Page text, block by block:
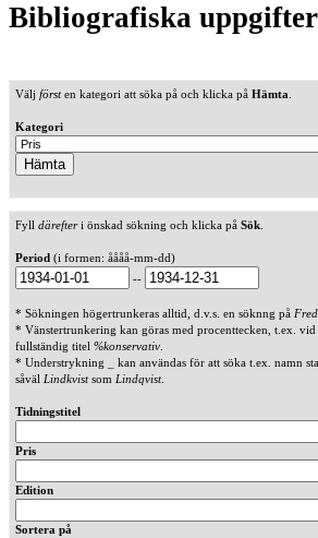
Bibliografiska
Välj försten kategori att söka på och klicka på Hämta
Kategori
Fyll därefteri önskad sökning och klicka på Sök
Period (i formen: åååå-mm-dd)
--
* Sökningen högertrunkeras alltid, d.v.s. en söknng på Fred
* Vänstertrunkering kan göras med procenttecken, t.ex.
fullständig titel %konservativ
* Understrykning _ kan användas för att söka t.ex. namn
såväl Lindkvistsom Lindqvist.
Tidningstitel
Pris
Edition
Sortera på